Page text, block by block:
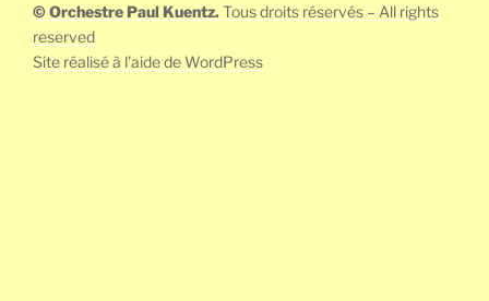
© Orchestre Paul Kuentz.Tous droits réservés – All rights
reserved
Site réalisé à l’aide de WordPress